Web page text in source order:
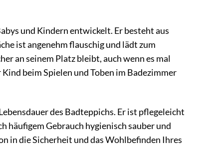
und Kindern entwickelt. Er besteht aus
ist angenehm flauschig und lädt zum
an seinem Platz bleibt, auch wenn es mal
beim Spielen und Toben im Badezimmer
des Badteppichs. Er ist pflegeleicht
häufigem Gebrauch hygienisch sauber und
in die Sicherheit und das Wohlbefinden Ihres